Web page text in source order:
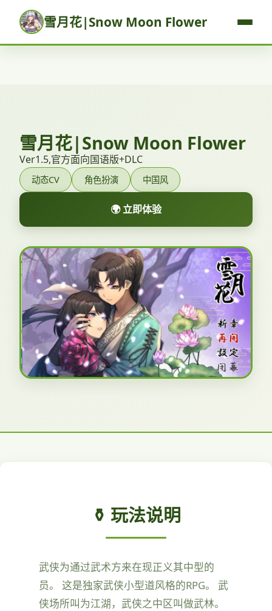
雪月花|Snow Moon Flower
雪月花|Snow Moon Flower
Ver1.5,官方面向国语版+DLC
动态CV 角色扮演 中国风
🌍 立即体验
⚱️ 玩法说明
武侠为通过武术方来在现正义其中型的
员。 这是独家武侠小型道风格的RPG。 武
侠场所叫为江湖，武侠之中区叫做武林。